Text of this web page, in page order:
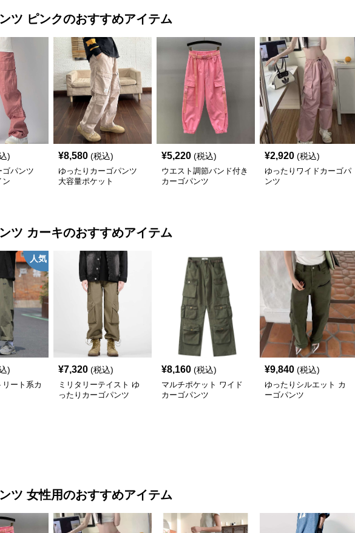
ツ ピンクのおすすめアイテム
)
ゴパンツ
ン
¥8,580 (税込)
ゆったりカーゴパンツ
大容量ポケット
¥5,220 (税込)
ウエスト調節バンド付き
カーゴパンツ
¥2,920 (税込)
ゆったりワイドカーゴパ
ンツ
ツ カーキのおすすめアイテム
人気
)
ート系カ
¥7,320 (税込)
ミリタリーテイスト ゆ
ったりカーゴパンツ
¥8,160 (税込)
マルチポケット ワイド
カーゴパンツ
¥9,840 (税込)
ゆったりシルエット カ
ーゴパンツ
ツ 女性用のおすすめアイテム